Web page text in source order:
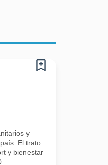
y
El trato
y bienestar